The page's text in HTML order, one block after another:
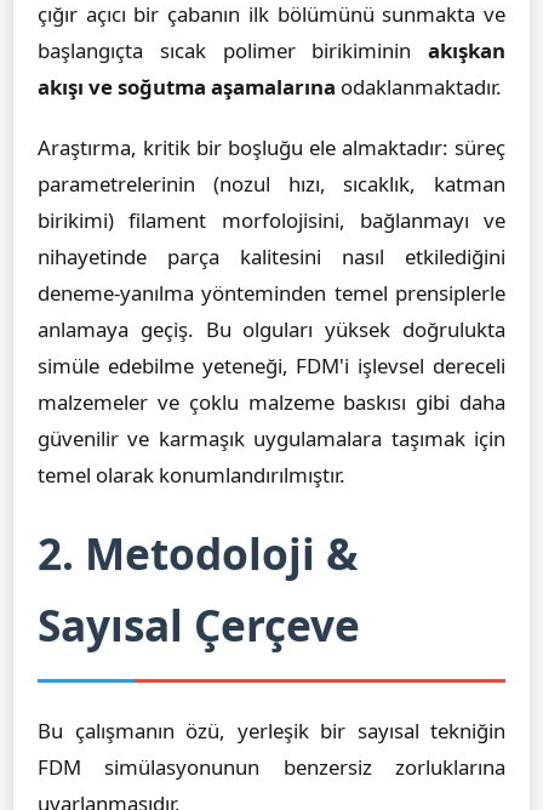
çığır açıcı bir çabanın ilk bölümünü sunmakta ve
başlangıçta sıcak polimer birikiminin akışkan
akışı ve soğutma aşamalarına odaklanmaktadır.
Araştırma, kritik bir boşluğu ele almaktadır: süreç
parametrelerinin (nozul hızı, sıcaklık, katman
birikimi) filament morfolojisini, bağlanmayı ve
nihayetinde parça kalitesini nasıl etkilediğini
deneme-yanılma yönteminden temel prensiplerle
anlamaya geçiş. Bu olguları yüksek doğrulukta
simüle edebilme yeteneği, FDM'i işlevsel dereceli
malzemeler ve çoklu malzeme baskısı gibi daha
güvenilir ve karmaşık uygulamalara taşımak için
temel olarak konumlandırılmıştır.
2. Metodoloji &
Sayısal Çerçeve
Bu çalışmanın özü, yerleşik bir sayısal tekniğin
FDM simülasyonunun benzersiz zorluklarına
uyarlanmasıdır.